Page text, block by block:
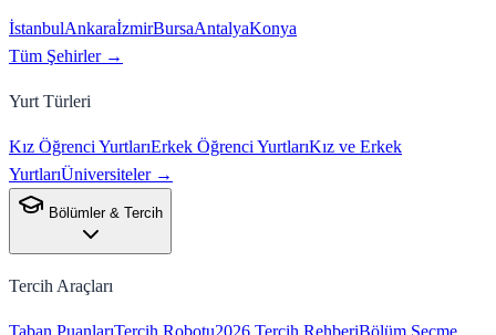
İstanbulAnkaraİzmirBursaAntalyaKonya
Tüm Şehirler →
Yurt Türleri
Kız Öğrenci YurtlarıErkek Öğrenci YurtlarıKız ve Erkek
YurtlarıÜniversiteler →
Bölümler & Tercih
Tercih Araçları